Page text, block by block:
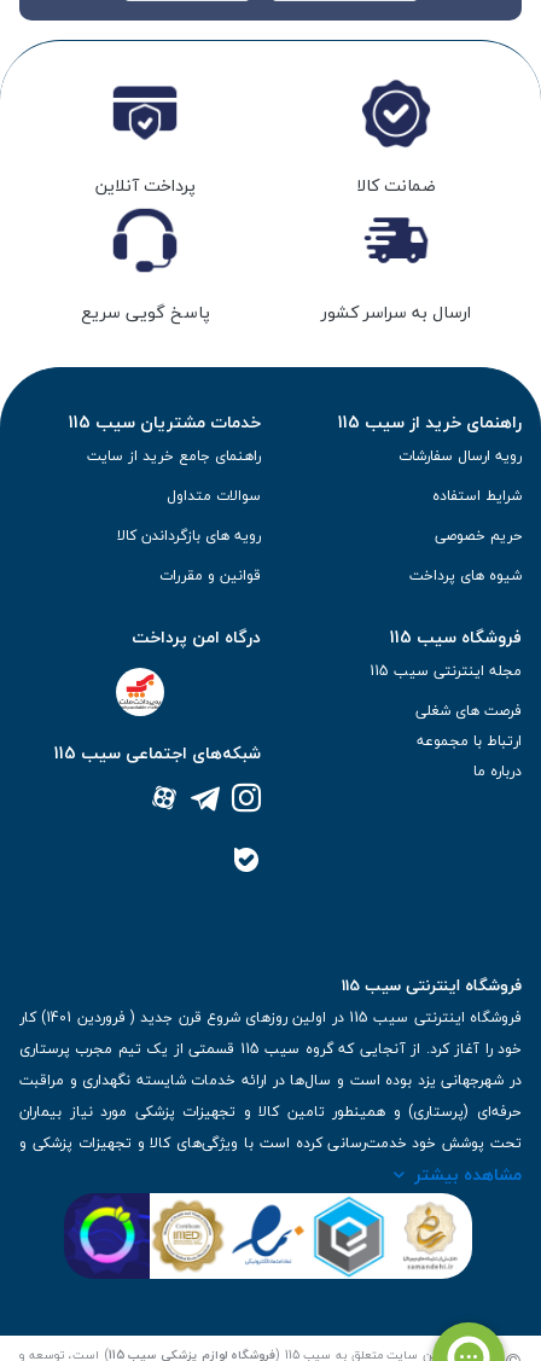
ضمانت کالا پرداخت آنلاین
ارسال به سراسر کشور پاسخ گویی سریع
راهنمای خرید از سیب 115
رویه ارسال سفارشات
شرایط استفاده
حریم خصوصی
شیوه های پرداخت
خدمات مشتریان سیب 115
راهنمای جامع خرید از سایت
سوالات متداول
رویه های بازگرداندن کالا
قوانین و مقررات
فروشگاه سیب 115
مجله اینترنتی سیب 115
فرصت های شغلی
ارتباط با مجموعه
درباره ما
درگاه امن پرداخت
شبکه‌های اجتماعی سیب 115
فروشگاه اینترنتی سیب 115
فروشگاه اینترنتی سیب 115 در اولین روزهای شروع قرن جدید ( فروردین 1401) کار
خود را آغاز کرد. از آنجایی که گروه سیب 115 قسمتی از یک تیم مجرب پرستاری
در شهرجهانی یزد بوده است و سال‌ها در ارائه خدمات شایسته نگهداری و مراقبت
حرفه‌ای (پرستاری) و همینطور تامین کالا و تجهیزات پزشکی مورد نیاز بیماران
تحت پوشش خود خدمت‌رسانی کرده است با ویژگی‌های کالا و تجهیزات پزشکی و
برترین برندهای موجود در بازار اطلاعات بسیار ارزشمندی را دارا می‌باشد
| تلفن تماس : 36333383-035 | ایمیل: Info@Sib115.com
مشاهده بیشتر
کلیه حقوق این سایت متعلق به سیب 115 ( فروشگاه لوازم پزشکی سیب 115 ) است، توسعه و